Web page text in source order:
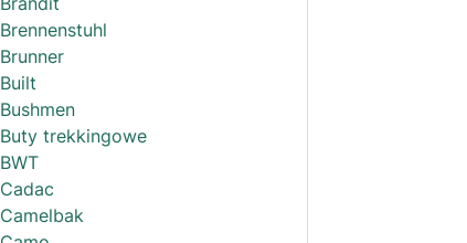
Brennenstuhl
Brunner
Built
Bushmen
Buty trekkingowe
BWT
Cadac
Camelbak